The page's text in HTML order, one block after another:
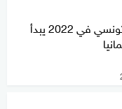
أفضل لاعب تونسي في 2022 يبدأ